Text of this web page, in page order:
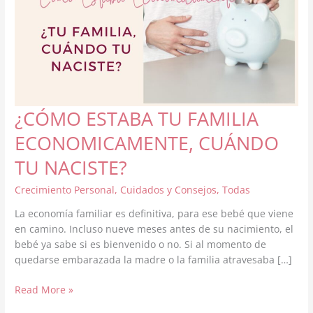
¿CÓMO ESTABA TU FAMILIA
ECONOMICAMENTE, CUÁNDO
TU NACISTE?
Crecimiento Personal, Cuidados y Consejos,Todas
La economía familiar es definitiva, para ese bebé que viene
en camino. Incluso nueve meses antes de su nacimiento, el
bebé ya sabe si es bienvenido o no. Si al momento de
quedarse embarazada la madre o la familia atravesaba […]
¿CÓMO
Read More »